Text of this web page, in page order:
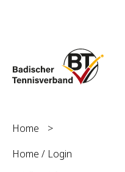
Home
>
Home / Login